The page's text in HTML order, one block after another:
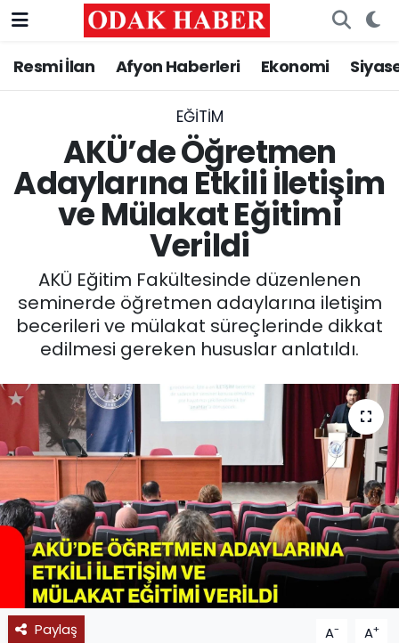
Resmi İlan Afyon Haberleri Ekonomi
EĞITIM
AKÜ’de Öğretmen
Adaylarına Etkili İletişim
ve Mülakat Eğitimi
Verildi
AKÜ Eğitim Fakültesinde düzenlenen
seminerde öğretmen adaylarına iletişim
becerileri ve mülakat süreçlerinde dikkat
edilmesi gereken hususlar anlatıldı.
Paylaş A- A+
AFYONKARAHİSAR HABERLERİ
ASAYİŞ
GÜNCEL
EĞİTİM
MAGAZİN
SAĞLIK
SPOR
11:11 MANŞET
Nöbetçi Eczaneler
Trafik Durumu
Süper Lig Puan Durumu ve Fikstür
Tüm Manşetler
Son Dakika Haberleri
Haber Arşivi